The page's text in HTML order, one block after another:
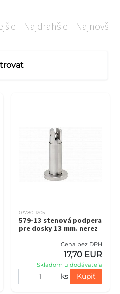
Najdrahšie Najnovšie
03780-1205
579-13 stenová podpera
pre dosky 13 mm. nerez
Cena bez DPH
17,70 EUR
Skladom u dodávateľa
ks Kúpiť